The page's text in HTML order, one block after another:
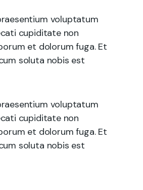
voluptatum
cupiditate non
et dolorum fuga. Et
soluta nobis est
voluptatum
cupiditate non
et dolorum fuga. Et
soluta nobis est